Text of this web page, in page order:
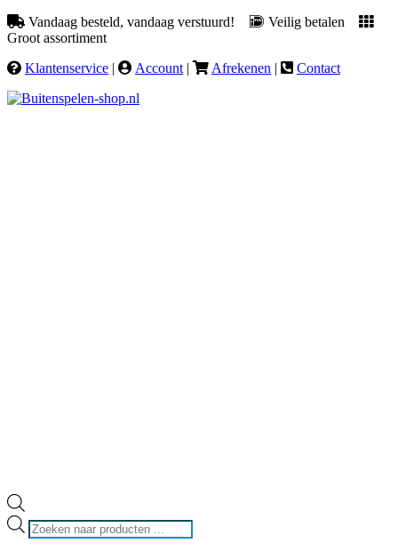
Vandaag besteld, vandaag verstuurd!
Veilig betalen
Groot assortiment
Klantenservice | Account | Afrekenen | Contact
Producten
zoeken